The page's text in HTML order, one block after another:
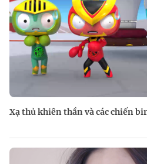
Xạ thủ khiên thần và các chiến